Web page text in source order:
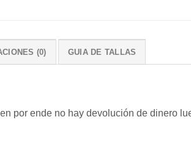
(0) GUIA DE TALLAS
por ende no hay devolución de dinero